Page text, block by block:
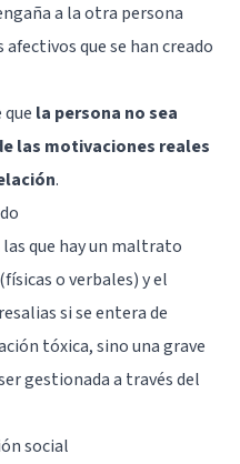
a la otra persona
que se han creado
la persona no sea
las motivaciones reales
.
que hay un maltrato
o verbales) y el
si se entera de
tóxica, sino una grave
gestionada a través del
social